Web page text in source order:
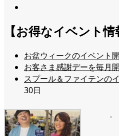
【お得なイベント情
お盆ウィークのイベント
お客さま感謝デーを毎月
スプール＆ファイテンの
30日